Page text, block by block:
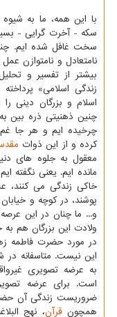
با این همه، ما به
سکه - آخرت گرایی -
سخت غافل شده ایم.
نامتعادل و نامتوازن
بیشتر از تفسیر و
زندگی اسلامی»
اسلام و بزرگان دینی
چنین ذهنیتی ذره بین
چرخیده ایم و هر جا غم
کرده و از این ذوات
معقول به جلوه های
مانده ایم. یعنی نگفته
خاکی زندگی می کنند،
پوشند، در کوچه و
و... ما چنان در این عرصه
ولادت این بزرگان هم به
در مورد حضرت فاطمه
این نیست. متاسفانه
به عرضه تصویری
است. برای عرضه
ضروریست زندگی آن
همچونقرآن، نهج